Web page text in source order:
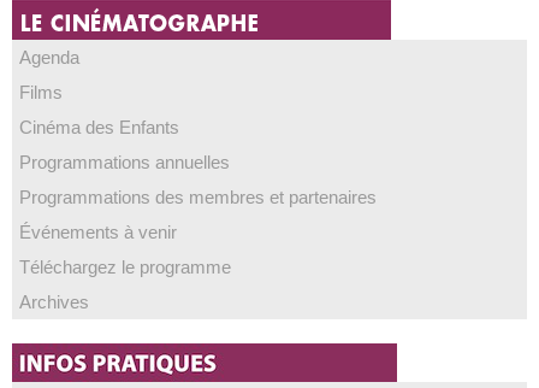
Agenda
Films
Cinéma des Enfants
Programmations annuelles
Programmations des membres et partenaires
Événements à venir
Téléchargez le programme
Archives